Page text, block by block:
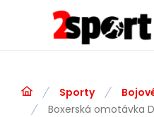
Sporty
Boxerská omotávka